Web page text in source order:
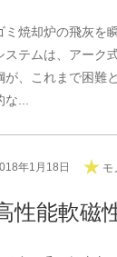
ミ焼却炉の飛灰を
ステムは、アーク
が、これまで困難
な...
年1月18日 モ
性能軟磁